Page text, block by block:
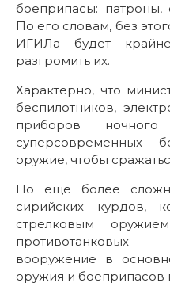
боеприпасы:
По его словам, без
ИГИЛа будет
разгромить их.
Характерно, что
беспилотников,
приборов
суперсовременных
оружие, чтобы
Но еще более
сирийских курдов,
стрелковым
вооружение в
оружия и боеприпасов